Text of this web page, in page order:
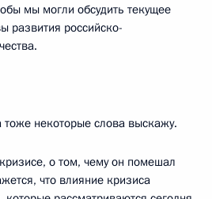
мы могли обсудить текущее
развития российско-
тоже некоторые слова выскажу.
о том, чему он помешал
что влияние кризиса